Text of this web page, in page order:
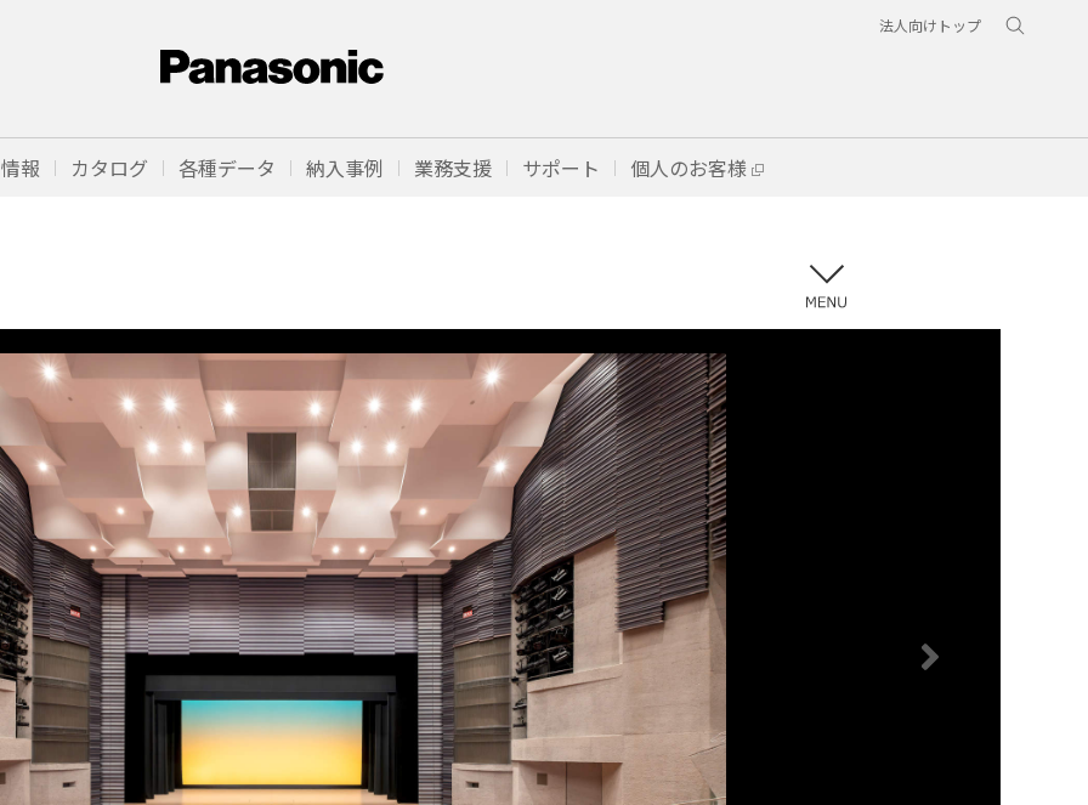
法人向けトップ
報 カタログ 各種データ 納入事例 業務支援 サポート 個人のお客様